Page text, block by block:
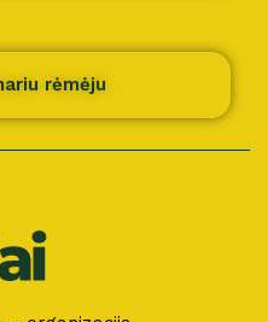
rėmėju